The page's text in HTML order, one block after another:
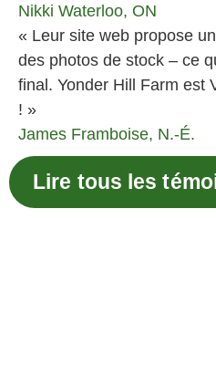
Nikki Waterloo, ON
« Leur site web propose
des photos de stock – ce
final. Yonder Hill Farm est
! »
James Framboise, N.-É.
Lire tous les